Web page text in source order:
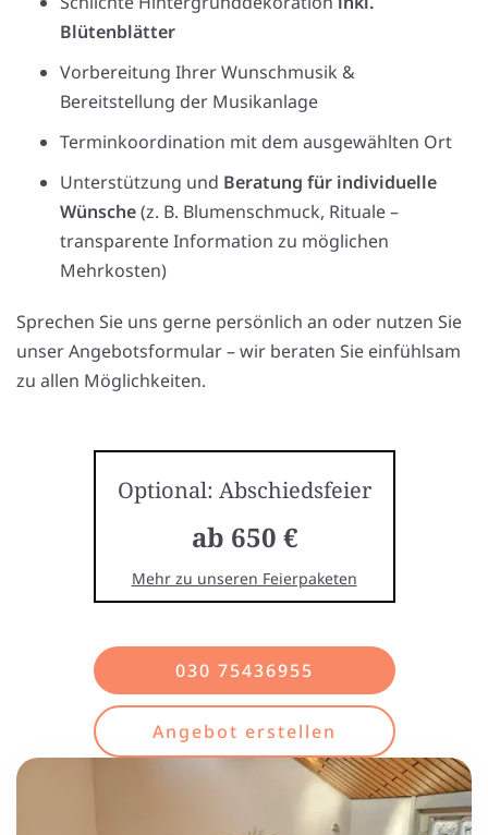
Blütenblätter
Vorbereitung Ihrer Wunschmusik &
Bereitstellung der Musikanlage
Terminkoordination mit dem ausgewählten Ort
Unterstützung und Beratung für individuelle
Wünsche(z. B. Blumenschmuck, Rituale –
transparente Information zu möglichen
Mehrkosten)
Sprechen Sie uns gerne persönlich an oder nutzen Sie
unser Angebotsformular – wir beraten Sie einfühlsam
zu allen Möglichkeiten.
Optional: Abschiedsfeier
ab 650 €
Mehr zu unseren Feierpaketen
030 75436955
Angebot erstellen